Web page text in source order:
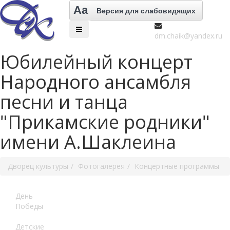
Aa Версия для слабовидящих
dm.chaik@yandex.ru
Юбилейный концерт
Народного ансамбля
песни и танца
"Прикамские родники"
имени А.Шаклеина
Дворец культуры Фотогалерея Концертные программы
День
Победы
Детские